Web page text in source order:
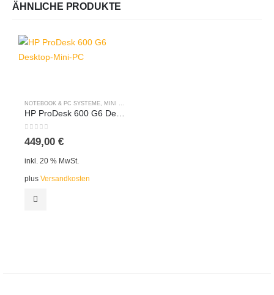
ÄHNLICHE PRODUKTE
NOTEBOOK & PC SYSTEME MINI PCS
0out of 5
449,00 €
inkl. 20 % MwSt.
plus Versandkosten